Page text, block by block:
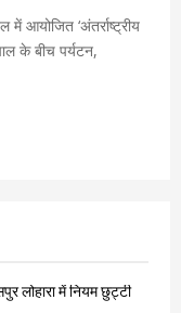
आयोजित ‘अंतर्राष्ट्रीय
के बीच पर्यटन,
लोहारा में नियम छुट्टी